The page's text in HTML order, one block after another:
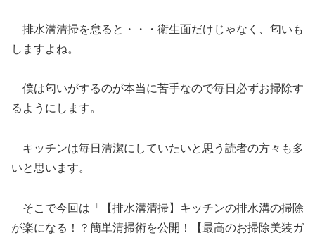
排水溝清掃を怠ると・・・衛生面だけじゃなく、匂いも
しますよね。
僕は匂いがするのが本当に苦手なので毎日必ずお掃除す
るようにします。
キッチンは毎日清潔にしていたいと思う読者の方々も多
いと思います。
そこで今回は「【排水溝清掃】キッチンの排水溝の掃除
が楽になる！？簡単清掃術を公開！【最高のお掃除美装ガ